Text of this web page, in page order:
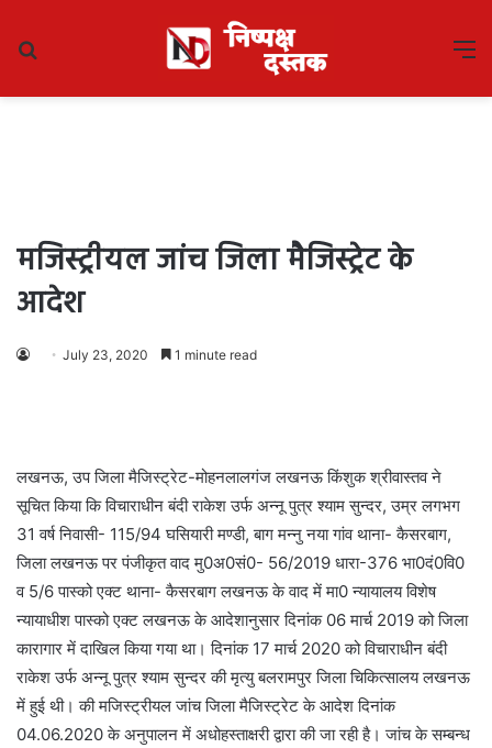
मजिस्ट्रीयल जांच जिला मैजिस्ट्रेट के
आदेश
July 23, 2020 1 minute read
लखनऊ, उप जिला मैजिस्ट्रेट-मोहनलालगंज लखनऊ किंशुक श्रीवास्तव ने
सूचित किया कि विचाराधीन बंदी राकेश उर्फ अन्नू पुत्र श्याम सुन्दर, उम्र लगभग
31 वर्ष निवासी- 115/94 घसियारी मण्डी, बाग मन्नु नया गांव थाना- कैसरबाग,
जिला लखनऊ पर पंजीकृत वाद मु0अ0सं0- 56/2019 धारा-376 भा0दं0वि0
व 5/6 पास्को एक्ट थाना- कैसरबाग लखनऊ के वाद में मा0 न्यायालय विशेष
न्यायाधीश पास्को एक्ट लखनऊ के आदेशानुसार दिनांक 06 मार्च 2019 को जिला
कारागार में दाखिल किया गया था। दिनांक 17 मार्च 2020 को विचाराधीन बंदी
राकेश उर्फ अन्नू पुत्र श्याम सुन्दर की मृत्यु बलरामपुर जिला चिकित्सालय लखनऊ
में हुई थी। की मजिस्ट्रीयल जांच जिला मैजिस्ट्रेट के आदेश दिनांक
04.06.2020 के अनुपालन में अधोहस्ताक्षरी द्वारा की जा रही है। जांच के सम्बन्ध